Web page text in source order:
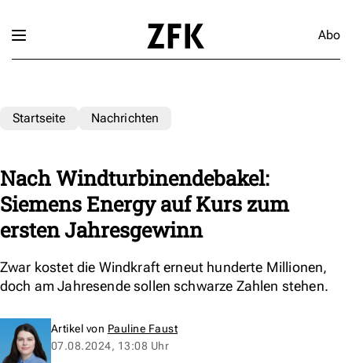
Abo
Startseite Nachrichten
Nach Windturbinendebakel:
Siemens Energy auf Kurs zum
ersten Jahresgewinn
Zwar kostet die Windkraft erneut hunderte Millionen,
doch am Jahresende sollen schwarze Zahlen stehen.
Artikel von Pauline Faust
07.08.2024, 13:08 Uhr